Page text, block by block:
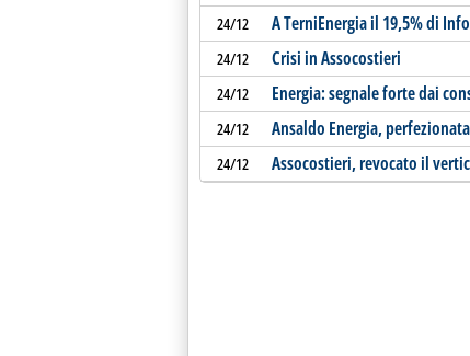
24/12 A TerniEnergia il 19,5% di
24/12 Crisi in Assocostieri
24/12 Energia: segnale forte dai
24/12 Ansaldo Energia,
24/12 Assocostieri, revocato il